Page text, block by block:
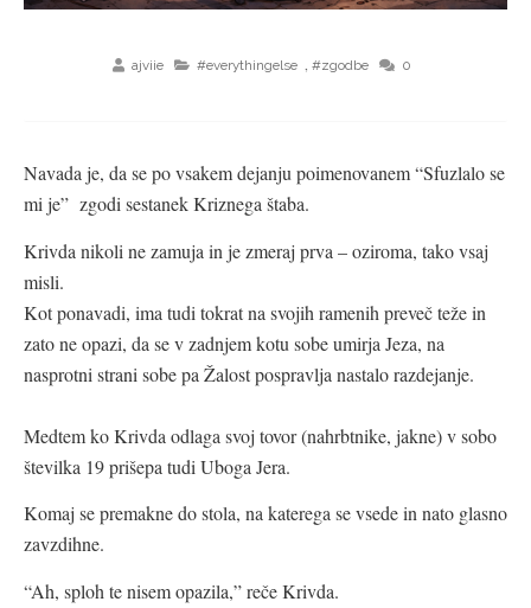
ajviie #everythingelse #zgodbe 0
Navada je, da se po vsakem dejanju poimenovanem “Sfuzlalo se
mi je” zgodi sestanek Kriznega štaba.
Krivda nikoli ne zamuja in je zmeraj prva – oziroma, tako vsaj
misli.
Kot ponavadi, ima tudi tokrat na svojih ramenih preveč teže in
zato ne opazi, da se v zadnjem kotu sobe umirja Jeza, na
nasprotni strani sobe pa Žalost pospravlja nastalo razdejanje.
Medtem ko Krivda odlaga svoj tovor (nahrbtnike, jakne) v sobo
številka 19 prišepa tudi Uboga Jera.
Komaj se premakne do stola, na katerega se vsede in nato glasno
zavzdihne.
“Ah, sploh te nisem opazila,” reče Krivda.